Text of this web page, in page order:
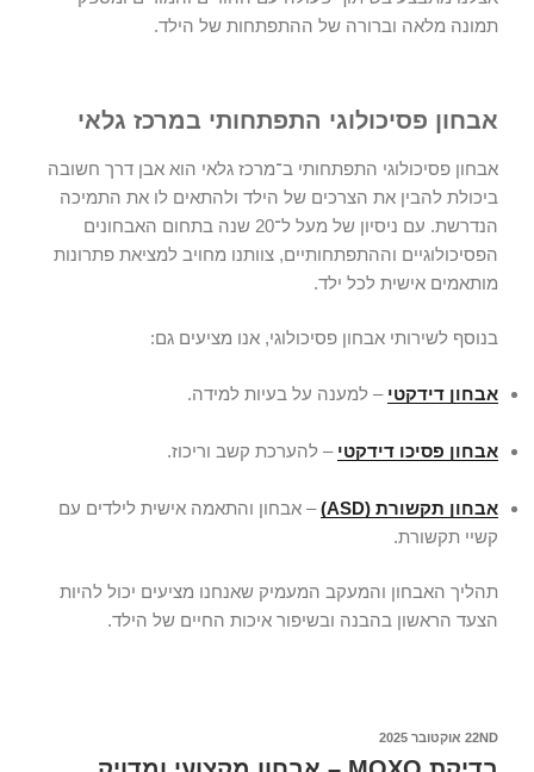
תמונה מלאה וברורה של ההתפתחות של הילד.
אבחון פסיכולוגי התפתחותי במרכז גלאי
אבחון פסיכולוגי התפתחותי ב־מרכז גלאי הוא אבן דרך חשובה
ביכולת להבין את הצרכים של הילד ולהתאים לו את התמיכה
הנדרשת. עם ניסיון של מעל ל־20 שנה בתחום האבחונים
הפסיכולוגיים וההתפתחותיים, צוותנו מחויב למציאת פתרונות
מותאמים אישית לכל ילד.
בנוסף לשירותי אבחון פסיכולוגי, אנו מציעים גם:
אבחון דידקטי – למענה על בעיות למידה.
אבחון פסיכו דידקטי – להערכת קשב וריכוז.
אבחון תקשורת (ASD)
– אבחון והתאמה אישית לילדים עם
קשיי תקשורת.
תהליך האבחון והמעקב המעמיק שאנחנו מציעים יכול להיות
הצעד הראשון בהבנה ובשיפור איכות החיים של הילד.
22ND אוקטובר 2025